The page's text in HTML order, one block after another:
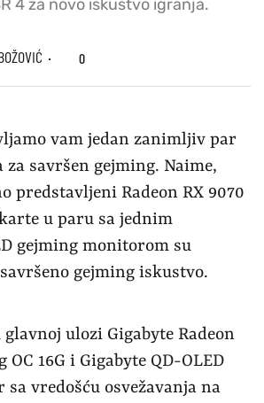
4 za novo iskustvo igranja.
0
vam jedan zanimljiv par
za savršen gejming. Naime,
predstavljeni Radeon RX 9070
u paru sa jednim
gejming monitorom su
gejming iskustvo.
ulozi Gigabyte Radeon
OC 16G i Gigabyte QD-OLED
sa vredošću osvežavanja na